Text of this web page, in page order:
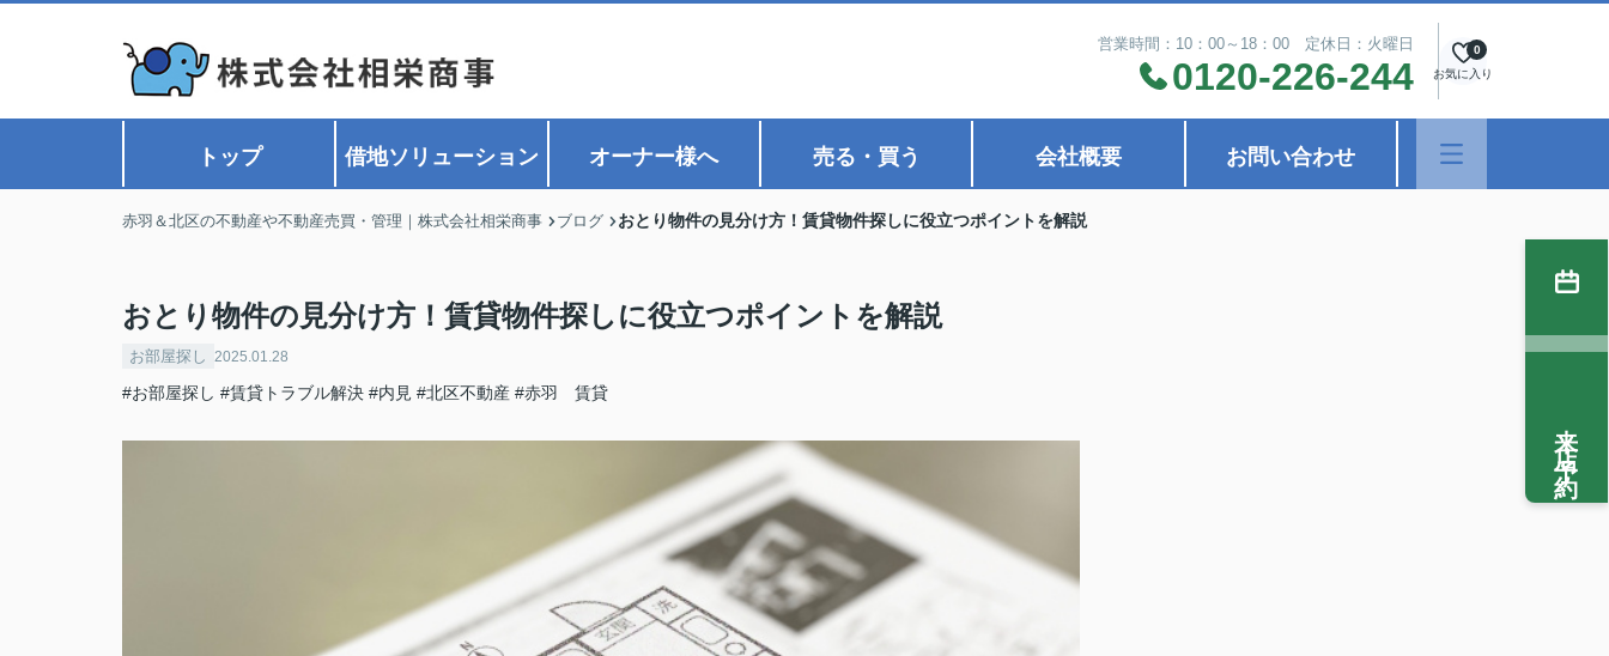
営業時間：10：00～18：00 定休日：火曜日
0120-226-244 お気に入り
0
トップ 借地ソリューション オーナー様へ 売る・買う 会社概要 お問い合わせ
赤羽＆北区の不動産や不動産売買・管理｜株式会社相栄商事 ブログ おとり物件の見分け方！賃貸物件探しに役立つポイントを解説
おとり物件の見分け方！賃貸物件探しに役立つポイントを解説
お部屋探し 2025.01.28
#お部屋探し #賃貸トラブル解決 #内見 #北区不動産 #赤羽 賃貸
来店予約